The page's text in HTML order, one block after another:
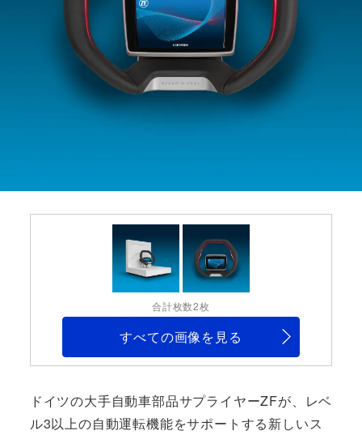
合計枚数2枚
すべての画像を見る
ドイツの大手自動車部品サプライヤーZFが、レベ
ル3以上の自動運転機能をサポートする新しいス